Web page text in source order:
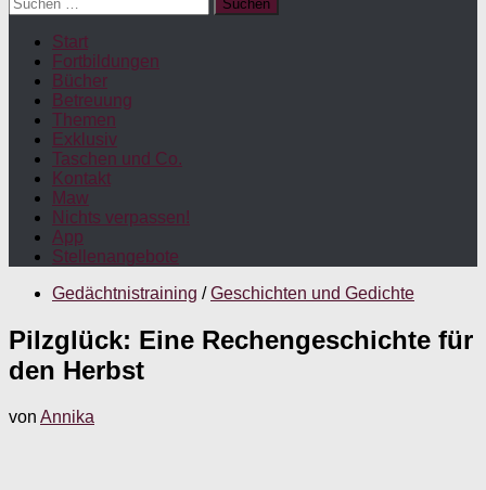
nach:
Start
Fortbildungen
Bücher
Betreuung
Themen
Exklusiv
Taschen und Co.
Kontakt
Maw
Nichts verpassen!
App
Stellenangebote
Gedächtnistraining / Geschichten und Gedichte
Pilzglück: Eine Rechengeschichte für
den Herbst
von Annika